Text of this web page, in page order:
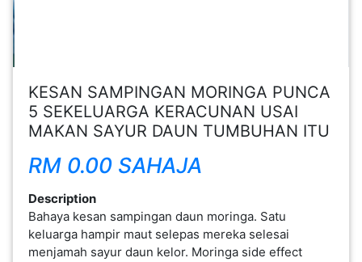
Description
Bahaya kesan sampingan daun moringa. Satu
menjamah sayur daun kelor. Moringa side effect
pitam adalah adalah antara simptom keracunan daun
moringa berkenaan jika diambil dalam kuantiti atau
dos berlebihan. Sebaiknya ambil serbuk atau kapsul
moringa siap diproses dari pengeluar dipercayai
FESYEN
KECANTIKAN(7)
LELAKI(0)
MINYAK
WANGI(8)